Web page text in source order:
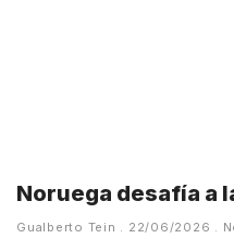
Noruega desafía a
Gualberto Tein 22/06/2026